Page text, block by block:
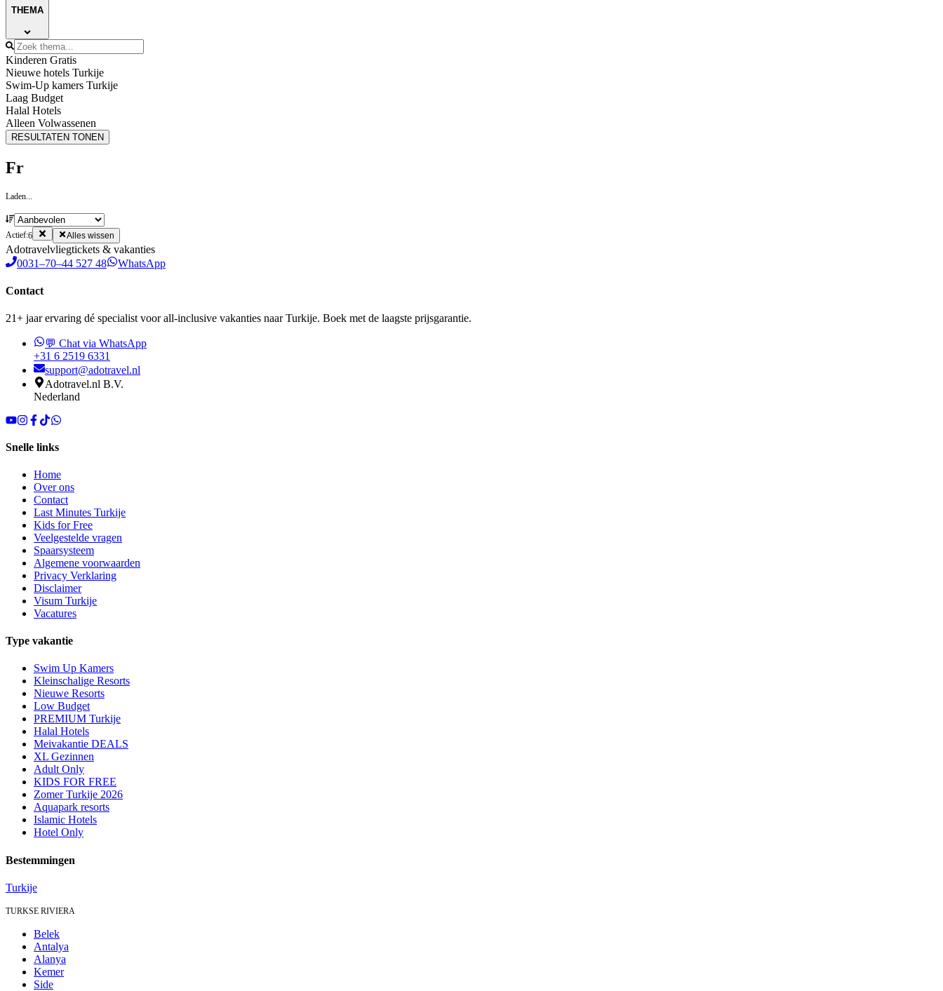
THEMA
Kinderen Gratis
Nieuwe hotels Turkije
Swim-Up kamers Turkije
Laag Budget
Halal Hotels
Alleen Volwassenen
RESULTATEN TONEN
Fr
Laden...
Actief:6 Alles wissen
Adotravelvliegtickets & vakanties
0031–70–44 527 48
WhatsApp
Contact
21+ jaar ervaring dé specialist voor all-inclusive vakanties naar Turkije. Boek met de laagste prijsgarantie.
💬 Chat via WhatsApp
+31 6 2519 6331
support@adotravel.nl
Adotravel.nl B.V.
Nederland
Snelle links
Home
Over ons
Contact
Last Minutes Turkije
Kids for Free
Veelgestelde vragen
Spaarsysteem
Algemene voorwaarden
Privacy Verklaring
Disclaimer
Visum Turkije
Vacatures
Type vakantie
Swim Up Kamers
Kleinschalige Resorts
Nieuwe Resorts
Low Budget
PREMIUM Turkije
Halal Hotels
Meivakantie DEALS
XL Gezinnen
Adult Only
KIDS FOR FREE
Zomer Turkije 2026
Aquapark resorts
Islamic Hotels
Hotel Only
Bestemmingen
Turkije
TURKSE RIVIERA
Belek
Antalya
Alanya
Kemer
Side